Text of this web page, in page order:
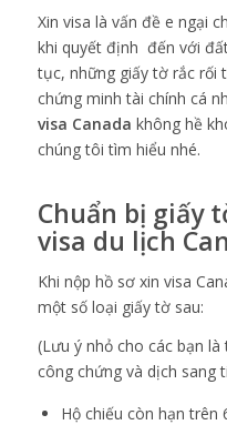
Xin visa là vấn đề e ngại
khi quyết định đến với
tục, những giấy tờ rắc rối
chứng minh tài chính cá
visa Canada không hề
chúng tôi tìm hiểu nhé.
Chuẩn bị giấy
visa du lịch
Khi nộp hồ sơ xin visa
một số loại giấy tờ sau:
(Lưu ý nhỏ cho các bạn
công chứng và dịch sang
Hộ chiếu còn hạn trên